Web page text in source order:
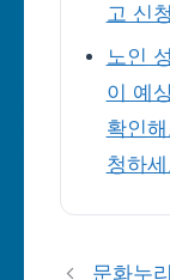
고 신
노인
이 예
확인
청하
문화누